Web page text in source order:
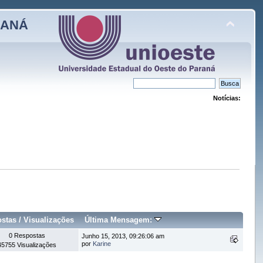
Notícias:
/Visualizações Última Mensagem:
0 Respostas
Visualizações
Junho 15, 2013, 09:26:06 am
por Karine